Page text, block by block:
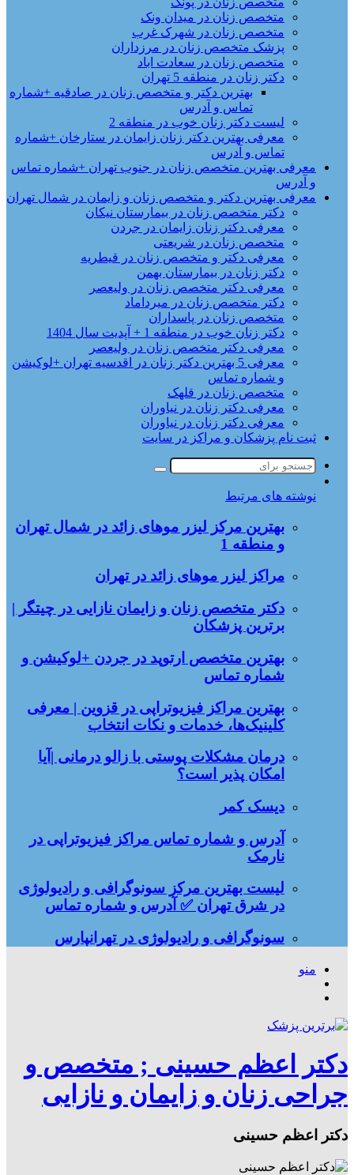
متخصص زنان در میدان ونک
متخصص زنان در شهرک غرب
پزشک متخصص زنان در مرزداران
متخصص زنان در سعادت اباد
دکتر زنان در منطقه 5 تهران
بهترین دکتر و متخصص زنان در صادقیه +شماره
تماس و آدرس
لیست دکتر زنان خوب در منطقه 2
معرفی بهترین دکتر زنان زایمان در ستارخان +شماره
تماس و آدرس
معرفی بهترین متخصص زنان در جنوب تهران +شماره تماس
و آدرس
معرفی بهترین دکتر و متخصص زنان و زایمان در شمال تهران
دکتر متخصص زنان در بیمارستان نیکان
معرفی دکتر زنان زایمان در جردن
متخصص زنان در شریعتی
معرفی دکتر و متخصص زنان در قیطریه
دکتر زنان در بیمارستان بهمن
معرفی دکتر متخصص زنان در ولیعصر
دکتر متخصص زنان در میرداماد
متخصص زنان در پاسداران
دکتر زنان خوب در منطقه 1 + آپدیت سال 1404
معرفی دکتر متخصص زنان در ولیعصر
معرفی 5 بهترین دکتر زنان در اقدسیه تهران +لوکیشن
و شماره تماس
متخصص زنان در قلهک
معرفی دکتر زنان در نیاوران
معرفی دکتر زنان در نیاوران
ثبت نام پزشکان و مراکز در سایت
جستجو
نوشته های مرتبط
بهترین مرکز لیزر موهای زائد در شمال تهران
و منطقه 1
مراکز لیزر موهای زائد در تهران
دکتر متخصص زنان و زایمان نازایی در چیتگر |
برترین پزشکان
بهترین متخصص ارتوپد در جردن +لوکیشن و
شماره تماس
بهترین مراکز فیزیوتراپی در قزوین | معرفی
کلینیک‌ها، خدمات و نکات انتخاب
درمان مشکلات پوستی با زالو درمانی |آیا
امکان پذیر است؟
دیسک کمر
آدرس و شماره تماس مراکز فیزیوتراپی در
نارمک
لیست بهترین مرکز سونوگرافی و رادیولوژی
در شرق تهران ✅ آدرس و شماره تماس
سونوگرافی و رادیولوژی در تهرانپارس
منو
دکتر اعظم حسینی ; متخصص و
جراحی زنان و زایمان و نازایی
دکتر اعظم حسینی